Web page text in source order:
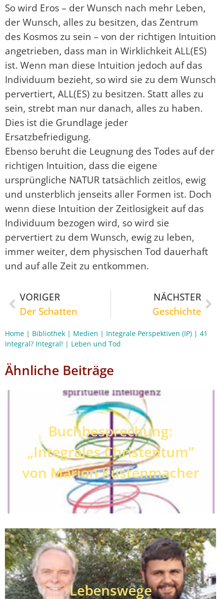
So wird Eros – der Wunsch nach mehr Leben,
der Wunsch, alles zu besitzen, das Zentrum
des Kosmos zu sein – von der richtigen Intuition
angetrieben, dass man in Wirklichkeit ALL(ES)
ist. Wenn man diese Intuition jedoch auf das
Individuum bezieht, so wird sie zu dem Wunsch
pervertiert, ALL(ES) zu besitzen. Statt alles zu
sein, strebt man nur danach, alles zu haben.
Dies ist die Grundlage jeder
Ersatzbefriedigung.
Ebenso beruht die Leugnung des Todes auf der
richtigen Intuition, dass die eigene
ursprüngliche NATUR tatsächlich zeitlos, ewig
und unsterblich jenseits aller Formen ist. Doch
wenn diese Intuition der Zeitlosigkeit auf das
Individuum bezogen wird, so wird sie
pervertiert zu dem Wunsch, ewig zu leben,
immer weiter, dem physischen Tod dauerhaft
und auf alle Zeit zu entkommen.
VORIGER
Der Schatten
NÄCHSTER
Geschichte
Home | Bibliothek | Medien | Integrale Perspektiven (IP) | 41
Integral? Integral! | Leben und Tod
Ähnliche Beiträge
Buchbesprechung:
„Integrales Christentum”
von Marion Küstenmacher
Lebenswege